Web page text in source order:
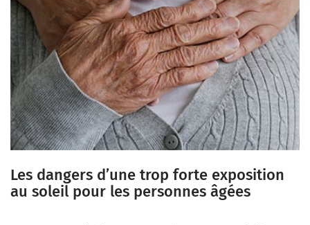
Les dangers d’une trop forte exposition
au soleil pour les personnes âgées